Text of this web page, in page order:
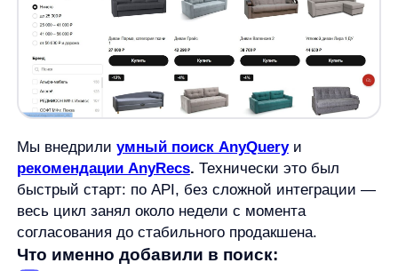
и переводит запрос в правильный раздел
магазина.
Динамические фильтры для мобильных:
мы автоматически строим фильтры
из реального спроса и характеристик товаров.
По отраслевым замерам 10−30%
пользователей поиска применяют фильтры;
эффективность фильтров на 15−20%.
Умное ранжирование:по популярности и цене,
учитывающее востребованность
и маржинальность. Ансамбль наших
алгоритмов — победитель международного
соревнования CIKM (Чикаго, США).
Дизайн‑основа:30+ юзабилити‑тестов,